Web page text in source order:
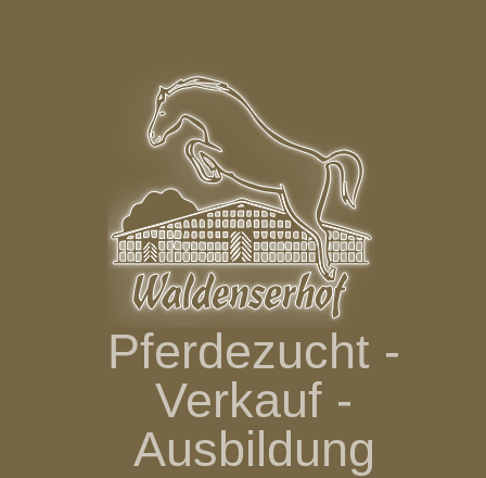
Pferdezucht -
Verkauf -
Ausbildung